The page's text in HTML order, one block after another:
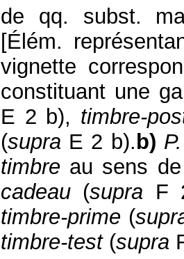
de qq. subst.
[Élém.
vignette
constituant une
E 2 b), timbre-
(supra E 2 b). b)
timbre au sens
cadeau (supra F
timbre-prime (
timbre-test(supra